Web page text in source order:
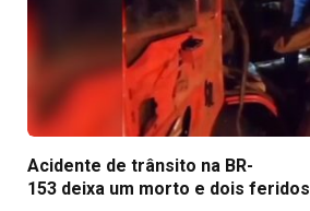
Acidente de trânsito na BR-
153 deixa um morto e dois feridos